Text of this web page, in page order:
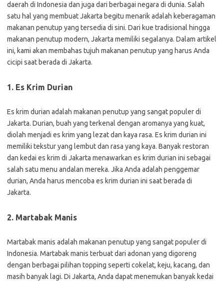
daerah di Indonesia dan juga dari berbagai negara di dunia. Salah
satu hal yang membuat Jakarta begitu menarik adalah keberagaman
makanan penutup yang tersedia di sini. Dari kue tradisional hingga
makanan penutup modern, Jakarta memiliki segalanya. Dalam artikel
ini, kami akan membahas tujuh makanan penutup yang harus Anda
cicipi saat berada di Jakarta.
1. Es Krim Durian
Es krim durian adalah makanan penutup yang sangat populer di
Jakarta. Durian, buah yang terkenal dengan aromanya yang kuat,
diolah menjadi es krim yang lezat dan kaya rasa. Es krim durian ini
memiliki tekstur yang lembut dan rasa yang kaya. Banyak restoran
dan kedai es krim di Jakarta menawarkan es krim durian ini sebagai
salah satu menu andalan mereka. Jika Anda adalah penggemar
durian, Anda harus mencoba es krim durian ini saat berada di
Jakarta.
2. Martabak Manis
Martabak manis adalah makanan penutup yang sangat populer di
Indonesia. Martabak manis terbuat dari adonan yang digoreng
dengan berbagai pilihan topping seperti cokelat, keju, kacang, dan
masih banyak lagi. Di Jakarta, Anda dapat menemukan banyak kedai